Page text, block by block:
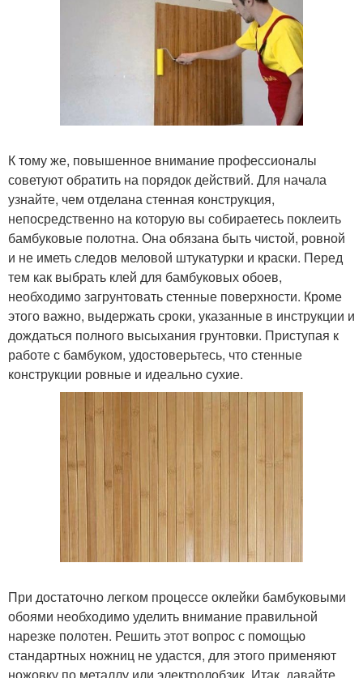
К тому же, повышенное внимание профессионалы
советуют обратить на порядок действий. Для начала
узнайте, чем отделана стенная конструкция,
непосредственно на которую вы собираетесь поклеить
бамбуковые полотна. Она обязана быть чистой, ровной
и не иметь следов меловой штукатурки и краски. Перед
тем как выбрать клей для бамбуковых обоев,
необходимо загрунтовать стенные поверхности. Кроме
этого важно, выдержать сроки, указанные в инструкции и
дождаться полного высыхания грунтовки. Приступая к
работе с бамбуком, удостоверьтесь, что стенные
конструкции ровные и идеально сухие.
При достаточно легком процессе оклейки бамбуковыми
обоями необходимо уделить внимание правильной
нарезке полотен. Решить этот вопрос с помощью
стандартных ножниц не удастся, для этого применяют
ножовку по металлу или электролобзик. Итак, давайте